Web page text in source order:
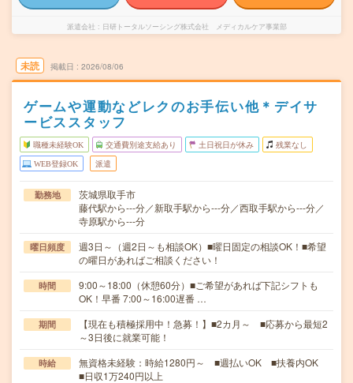
派遣会社 日研トータルソーシング株式会社 メディカルケア事業部
未読 掲載日 2026/08/06
ゲームや運動などレクのお手伝い他＊デイサ
ービススタッフ
職種未経験OK 交通費別途支給あり 土日祝日が休み 残業なし
WEB登録OK 派遣
勤務地
茨城県取手市
藤代駅から---分／新取手駅から---分／西取手駅から---分／
寺原駅から---分
曜日頻度
週3日～（週2日～も相談OK）■曜日固定の相談OK！■希望
の曜日があればご相談ください！
時間
9:00～18:00（休憩60分）■ご希望があれば下記シフトも
OK！早番 7:00～16:00遅番 …
期間
【現在も積極採用中！急募！】■2カ月～ ■応募から最短2
～3日後に就業可能！
時給
無資格未経験：時給1280円～ ■週払いOK ■扶養内OK
■日収1万240円以上